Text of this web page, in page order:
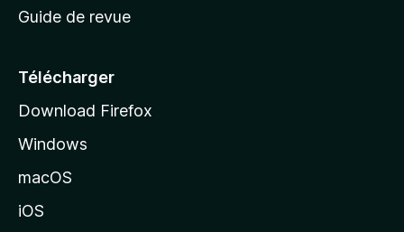
c
e
l
d
o
Guide de revue
Télécharger
Download Firefox
Windows
macOS
iOS